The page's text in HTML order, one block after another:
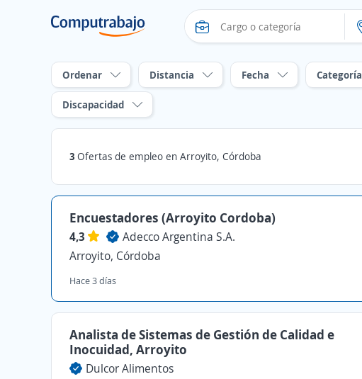
Ordenar Distancia Fecha Categoría
Discapacidad
3 Ofertas de empleo en Arroyito, Córdoba
Encuestadores (Arroyito Cordoba)
4,3
Adecco Argentina S.A.
Arroyito, Córdoba
Hace 3 días
Analista de Sistemas de Gestión de Calidad e
Inocuidad, Arroyito
Dulcor Alimentos